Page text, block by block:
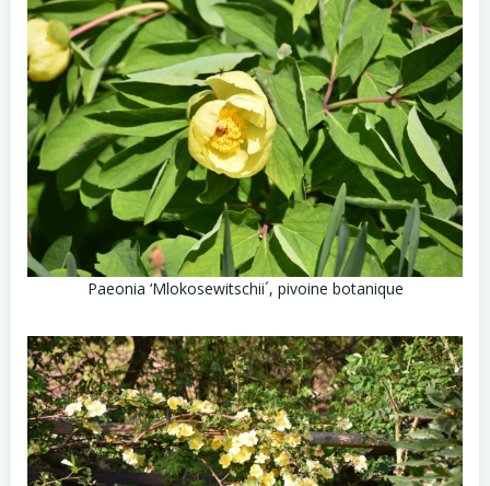
Paeonia ‘Mlokosewitschii´, pivoine botanique